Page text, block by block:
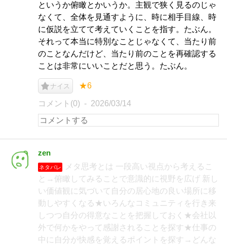
というか俯瞰とかいうか。主観で狭く見るのじゃ
なくて、全体を見通すように、時に相手目線、時
に仮説を立てて考えていくことを指す。たぶん。
それって本当に特別なことじゃなくて、当たり前
のことなんだけど、当たり前のことを再確認する
ことは非常にいいことだと思う。たぶん。
ナイス ★6
コメント(0) 2026/03/14
zen
ネタバレ
メタ思考とは 一段高い視点から考えるこ
と→俯瞰してみることで意識的に視野を広げ 新し
い価値観に気づいて自分の居心地の良い場所に移
動しやすくなる★いろんなコミュニティを行き来
しつつ自分の得意なことを把握しておく★会社以
外で何かをやって感謝されることを探す★仕事の
中に自分が快感を覚えるポイントを探す→どんな